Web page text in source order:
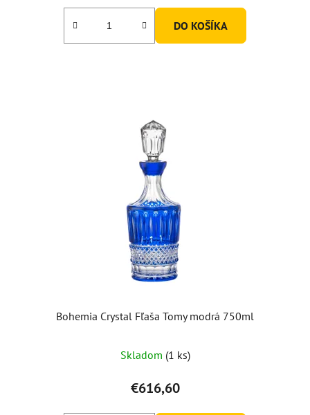
DO KOŠÍKA
Bohemia Crystal Fľaša Tomy modrá 750ml
Skladom (1 ks)
€616,60